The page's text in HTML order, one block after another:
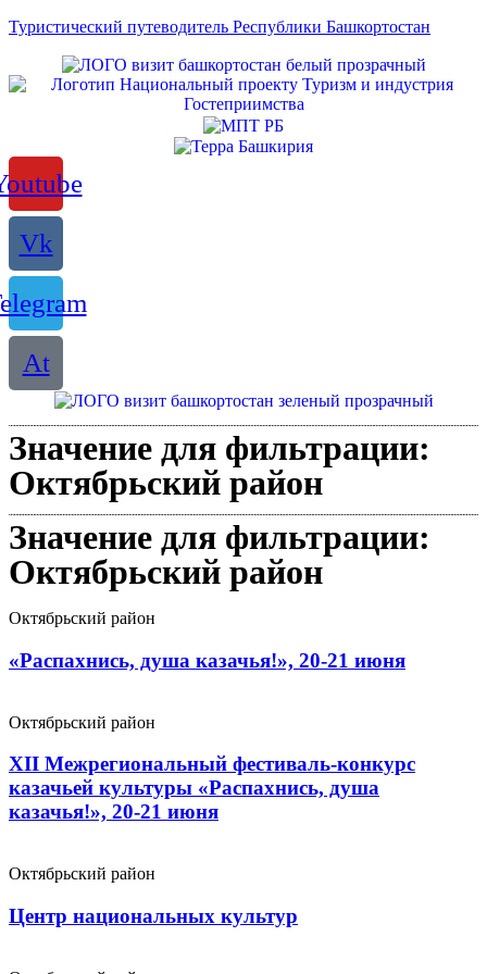
Туристический путеводитель Республики Башкортостан
Vk
At
Значение для фильтрации:
Октябрьский район
Значение для фильтрации:
Октябрьский район
Октябрьский район
«Распахнись, душа казачья!», 20-21 июня
Октябрьский район
ХII Межрегиональный фестиваль-конкурс
казачьей культуры «Распахнись, душа
казачья!», 20-21 июня
Октябрьский район
Центр национальных культур